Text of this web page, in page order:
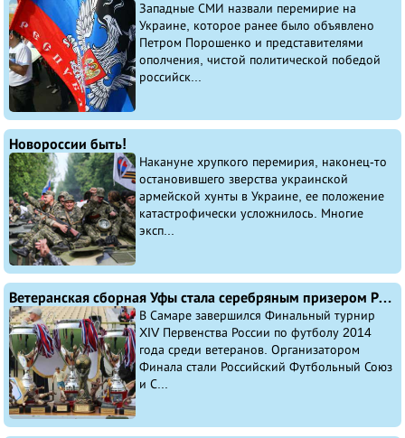
Западные СМИ назвали перемирие на
Украине, которое ранее было объявлено
Петром Порошенко и представителями
ополчения, чистой политической победой
российск...
Новороссии быть!
Накануне хрупкого перемирия, наконец-то
остановившего зверства украинской
армейской хунты в Украине, ее положение
катастрофически усложнилось. Многие
эксп...
Ветеранская сборная Уфы стала серебряным призером России
В Самаре завершился Финальный турнир
XIV Первенства России по футболу 2014
года среди ветеранов. Организатором
Финала стали Российский Футбольный Союз
и С...